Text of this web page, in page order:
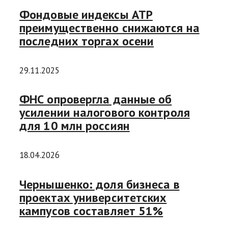
Фондовые индексы АТР
преимущественно снижаются на
последних торгах осени
29.11.2025
ФНС опровергла данные об
усилении налогового контроля
для 10 млн россиян
18.04.2026
Чернышенко: доля бизнеса в
проектах университетских
кампусов составляет 51%